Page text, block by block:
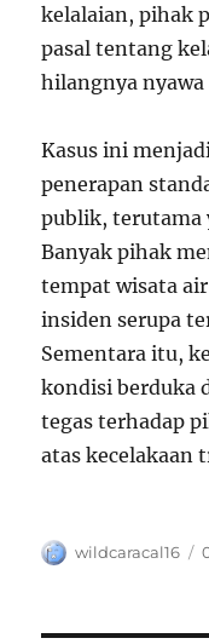
kelalaian, pihak
pasal tentang
hilangnya nyawa
Kasus ini
penerapan
publik, terutama
Banyak pihak
tempat wisata
insiden serupa
Sementara itu,
kondisi berduka
tegas terhadap
atas kecelakaan
Author
wildcaracal16